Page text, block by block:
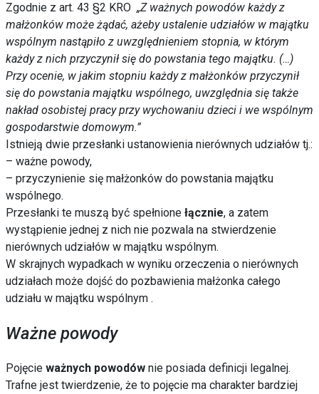
Zgodnie z art. 43 §2 KRO „Z ważnych powodów każdy z
małżonków może żądać, ażeby ustalenie udziałów w majątku
wspólnym nastąpiło z uwzględnieniem stopnia, w którym
każdy z nich przyczynił się do powstania tego majątku. (…)
Przy ocenie, w jakim stopniu każdy z małżonków przyczynił
się do powstania majątku wspólnego, uwzględnia się także
nakład osobistej pracy przy wychowaniu dzieci i we wspólnym
gospodarstwie domowym.”
Istnieją dwie przesłanki ustanowienia nierównych udziałów tj.:
– ważne powody,
– przyczynienie się małżonków do powstania majątku
wspólnego.
Przesłanki te muszą być spełnione łącznie, a zatem
wystąpienie jednej z nich nie pozwala na stwierdzenie
nierównych udziałów w majątku wspólnym.
W skrajnych wypadkach w wyniku orzeczenia o nierównych
udziałach może dojść do pozbawienia małżonka całego
udziału w majątku wspólnym .
Ważne powody
Pojęcie ważnych powodów nie posiada definicji legalnej.
Trafne jest twierdzenie, że to pojęcie ma charakter bardziej